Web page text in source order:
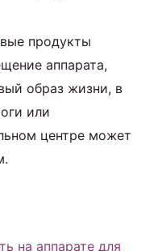
продукты
аппарата,
образ жизни, в
или
центре может
на аппарате для